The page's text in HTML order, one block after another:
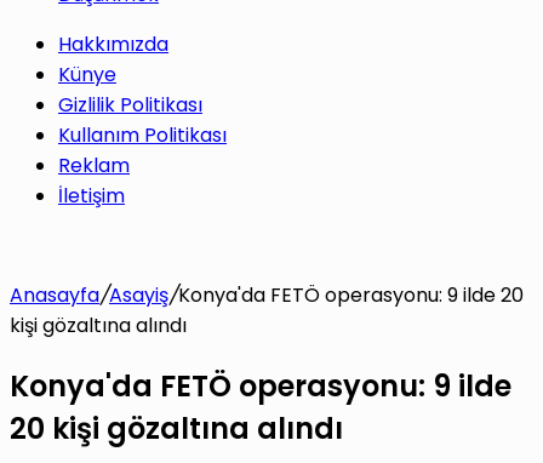
Hakkımızda
Künye
Gizlilik Politikası
Kullanım Politikası
Reklam
İletişim
Anasayfa/Asayiş/Konya'da FETÖ operasyonu: 9 ilde 20
kişi gözaltına alındı
Konya'da FETÖ operasyonu: 9 ilde
20 kişi gözaltına alındı